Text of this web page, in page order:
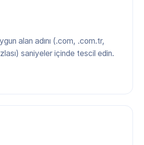
alan adını (.com, .com.tr,
saniyeler içinde tescil edin.